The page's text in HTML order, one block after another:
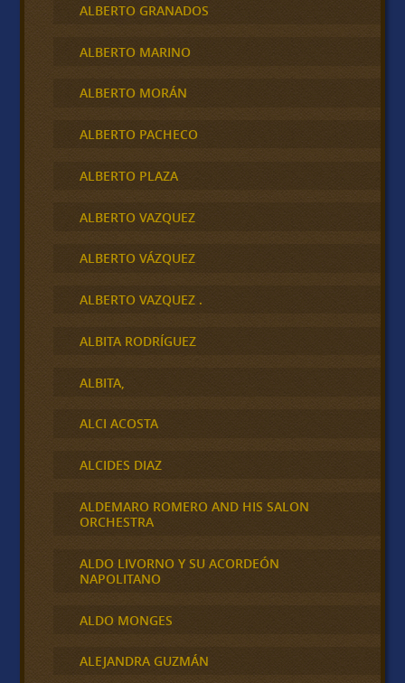
ALBERTO GRANADOS
ALBERTO MARINO
ALBERTO MORÁN
ALBERTO PACHECO
ALBERTO PLAZA
ALBERTO VAZQUEZ
ALBERTO VÁZQUEZ
ALBERTO VAZQUEZ .
ALBITA RODRÍGUEZ
ALBITA,
ALCI ACOSTA
ALCIDES DIAZ
ALDEMARO ROMERO AND HIS SALON
ORCHESTRA
ALDO LIVORNO Y SU ACORDEÓN
NAPOLITANO
ALDO MONGES
ALEJANDRA GUZMÁN